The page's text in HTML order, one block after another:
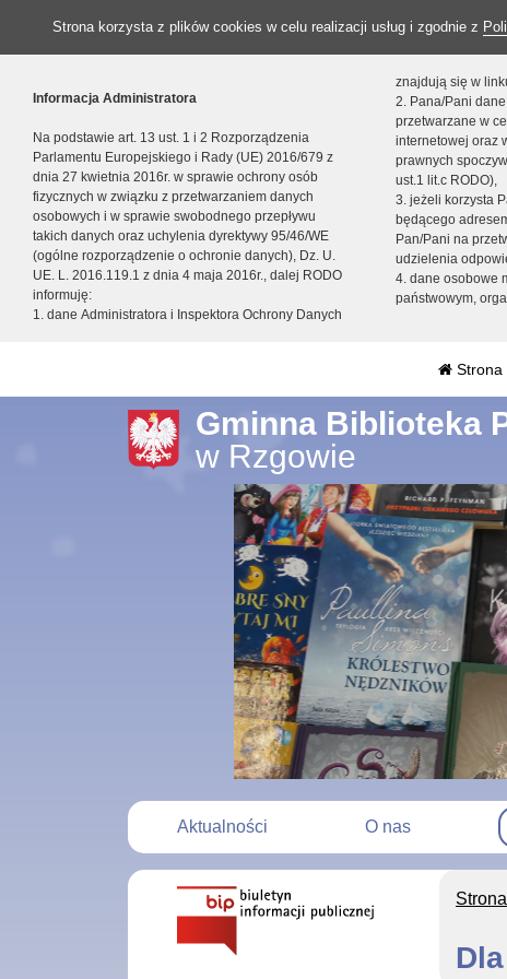
Strona korzysta z plików cookies w celu realizacji usług i zgodnie z
Informacja Administratora
Na podstawie art. 13 ust. 1 i 2 Rozporządzenia
Parlamentu Europejskiego i Rady (UE) 2016/679 z
dnia 27 kwietnia 2016r. w sprawie ochrony osób
fizycznych w związku z przetwarzaniem danych
osobowych i w sprawie swobodnego przepływu
takich danych oraz uchylenia dyrektywy 95/46/WE
(ogólne rozporządzenie o ochronie danych), Dz. U.
UE. L. 2016.119.1 z dnia 4 maja 2016r., dalej RODO
informuję:
1. dane Administratora i Inspektora Ochrony Danych
znajdują się w
2. Pana/Pani
przetwarzane w
internetowej oraz
prawnych
ust.1 lit.c RODO),
3. jeżeli korzysta
będącego
Pan/Pani na
udzielenia
4. dane osobowe
państwowym,
Strona
Gminna Biblioteka
w Rzgowie
Aktualności O nas